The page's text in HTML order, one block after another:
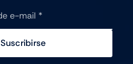
Suscribirse